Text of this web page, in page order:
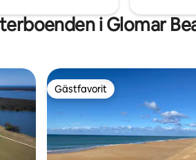
i Glomar
Gästfavorit
Gästfavorit